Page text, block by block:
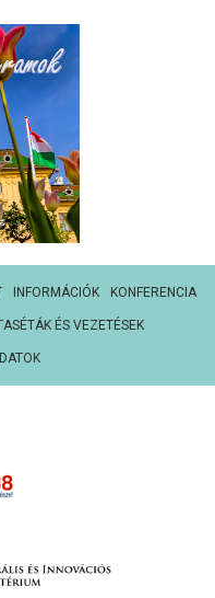
INFORMÁCIÓK KONFERENCIA
ÉS VEZETÉSEK